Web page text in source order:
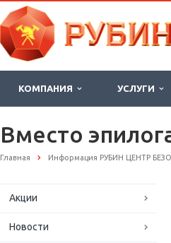
КОМПАНИЯ УСЛУГИ
Вместо
Главная Информация РУБИН ЦЕНТР
Акции
Новости